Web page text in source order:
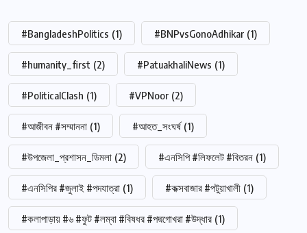
#BangladeshPolitics (1) #BNPvsGonoAdhikar (1)
#humanity_first (2) #PatuakhaliNews (1)
#PoliticalClash (1) #VPNoor (2)
#আজীবন #সম্মাননা (1) #আহত_সংঘর্ষ (1)
#উপজেলা_প্রশাসন_ডিমলা (2) #এনসিপি #লিফলেট #বিতরন (1)
#এনসিপির #জুলাই #পদযাত্রা (1) #কক্সবাজার #পটুয়াখালী (1)
#কলাপাড়ায় #৬ #ফুট #লম্বা #বিষধর #পদ্মগোখরা #উদ্ধার (1)